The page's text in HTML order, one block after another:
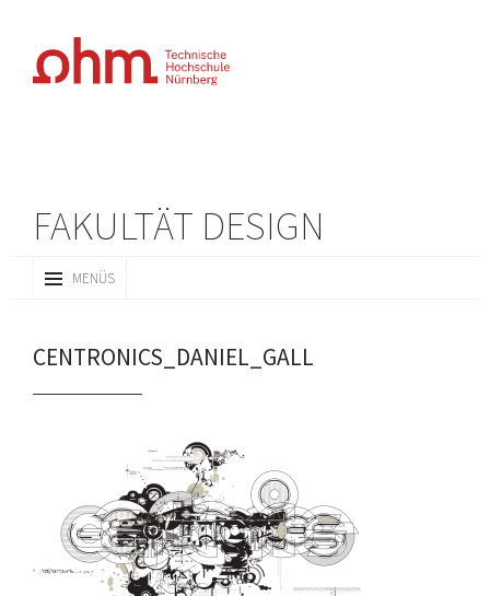
FAKULTÄT DESIGN
MENÜS
INHALT
CENTRONICS_DANIEL_GALL